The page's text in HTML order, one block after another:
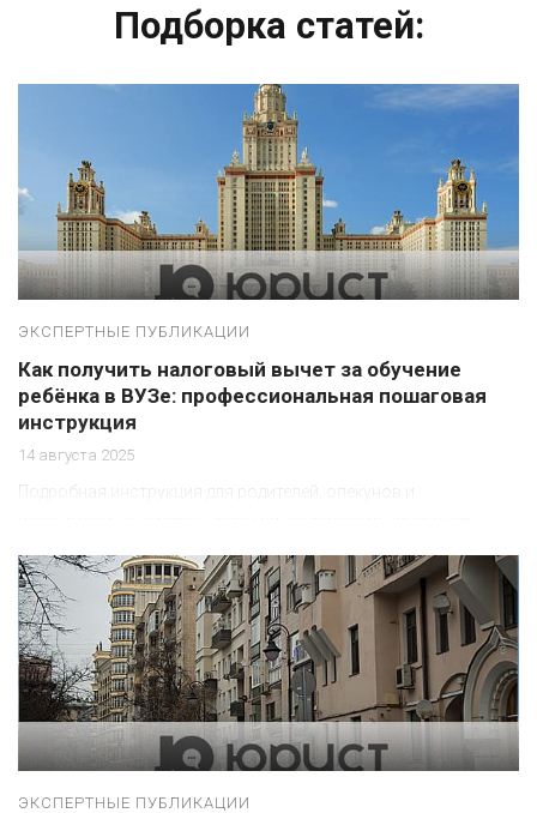
Подборка статей:
ЭКСПЕРТНЫЕ ПУБЛИКАЦИИ
Как получить налоговый вычет за обучение
ребёнка в ВУЗе: профессиональная пошаговая
инструкция
14 августа 2025
Подробная инструкция для родителей, опекунов и
ЭКСПЕРТНЫЕ ПУБЛИКАЦИИ